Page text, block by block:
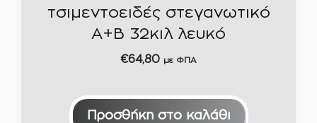
τσιμεντοειδές στεγανωτικό
Α+Β 32κιλ λευκό
€64,80 με ΦΠΑ
Προσθήκη στο καλάθι